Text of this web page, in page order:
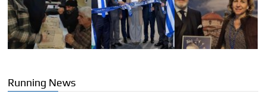
Running News